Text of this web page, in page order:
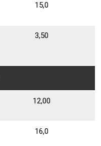
15,0
3,50
12,00
16,0